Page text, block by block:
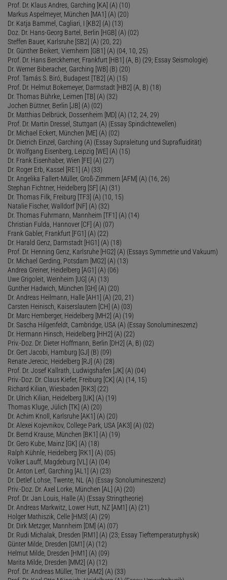
Prof. Dr. Klaus Andres, Garching [KA] (A) (10)
Markus Aspelmeyer, München [MA1] (A) (20)
Dr. Katja Bammel, Cagliari, I [KB2] (A) (13)
Doz. Dr. Hans-Georg Bartel, Berlin [HGB] (A) (02)
Steffen Bauer, Karlsruhe [SB2] (A) (20, 22)
Dr. Günther Beikert, Viernheim [GB1] (A) (04, 10, 25)
Prof. Dr. Hans Berckhemer, Frankfurt [HB1] (A, B) (29; Essay Seismologie)
Dr. Werner Biberacher, Garching [WB] (B) (20)
Prof. Tamás S. Biró, Budapest [TB2] (A) (15)
Prof. Dr. Helmut Bokemeyer, Darmstadt [HB2] (A, B) (18)
Dr. Thomas Bührke, Leimen [TB] (A) (32)
Jochen Büttner, Berlin [JB] (A) (02)
Dr. Matthias Delbrück, Dossenheim [MD] (A) (12, 24, 29)
Prof. Dr. Martin Dressel, Stuttgart (A) (Essay Spindichtewellen)
Dr. Michael Eckert, München [ME] (A) (02)
Dr. Dietrich Einzel, Garching (A) (Essay Supraleitung und Suprafluidität)
Dr. Wolfgang Eisenberg, Leipzig [WE] (A) (15)
Dr. Frank Eisenhaber, Wien [FE] (A) (27)
Dr. Roger Erb, Kassel [RE1] (A) (33)
Dr. Angelika Fallert-Müller, Groß-Zimmern [AFM] (A) (16, 26)
Stephan Fichtner, Heidelberg [SF] (A) (31)
Dr. Thomas Filk, Freiburg [TF3] (A) (10, 15)
Natalie Fischer, Walldorf [NF] (A) (32)
Dr. Thomas Fuhrmann, Mannheim [TF1] (A) (14)
Christian Fulda, Hannover [CF] (A) (07)
Frank Gabler, Frankfurt [FG1] (A) (22)
Dr. Harald Genz, Darmstadt [HG1] (A) (18)
Prof. Dr. Henning Genz, Karlsruhe [HG2] (A) (Essays Symmetrie und Vakuum)
Dr. Michael Gerding, Potsdam [MG2] (A) (13)
Andrea Greiner, Heidelberg [AG1] (A) (06)
Uwe Grigoleit, Weinheim [UG] (A) (13)
Gunther Hadwich, München [GH] (A) (20)
Dr. Andreas Heilmann, Halle [AH1] (A) (20, 21)
Carsten Heinisch, Kaiserslautern [CH] (A) (03)
Dr. Marc Hemberger, Heidelberg [MH2] (A) (19)
Dr. Sascha Hilgenfeldt, Cambridge, USA (A) (Essay Sonolumineszenz)
Dr. Hermann Hinsch, Heidelberg [HH2] (A) (22)
Priv.-Doz. Dr. Dieter Hoffmann, Berlin [DH2] (A, B) (02)
Dr. Gert Jacobi, Hamburg [GJ] (B) (09)
Renate Jerecic, Heidelberg [RJ] (A) (28)
Prof. Dr. Josef Kallrath, Ludwigshafen [JK] (A) (04)
Priv.-Doz. Dr. Claus Kiefer, Freiburg [CK] (A) (14, 15)
Richard Kilian, Wiesbaden [RK3] (22)
Dr. Ulrich Kilian, Heidelberg [UK] (A) (19)
Thomas Kluge, Jülich [TK] (A) (20)
Dr. Achim Knoll, Karlsruhe [AK1] (A) (20)
Dr. Alexei Kojevnikov, College Park, USA [AK3] (A) (02)
Dr. Bernd Krause, München [BK1] (A) (19)
Dr. Gero Kube, Mainz [GK] (A) (18)
Ralph Kühnle, Heidelberg [RK1] (A) (05)
Volker Lauff, Magdeburg [VL] (A) (04)
Dr. Anton Lerf, Garching [AL1] (A) (23)
Dr. Detlef Lohse, Twente, NL (A) (Essay Sonolumineszenz)
Priv.-Doz. Dr. Axel Lorke, München [AL] (A) (20)
Prof. Dr. Jan Louis, Halle (A) (Essay Stringtheorie)
Dr. Andreas Markwitz, Lower Hutt, NZ [AM1] (A) (21)
Holger Mathiszik, Celle [HM3] (A) (29)
Dr. Dirk Metzger, Mannheim [DM] (A) (07)
Dr. Rudi Michalak, Dresden [RM1] (A) (23; Essay Tieftemperaturphysik)
Günter Milde, Dresden [GM1] (A) (12)
Helmut Milde, Dresden [HM1] (A) (09)
Marita Milde, Dresden [MM2] (A) (12)
Prof. Dr. Andreas Müller, Trier [AM2] (A) (33)